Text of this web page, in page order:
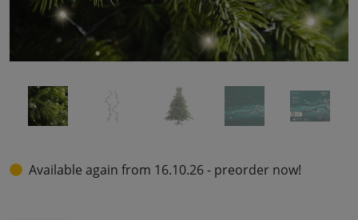
Available again from 16.10.26 - preorder now!